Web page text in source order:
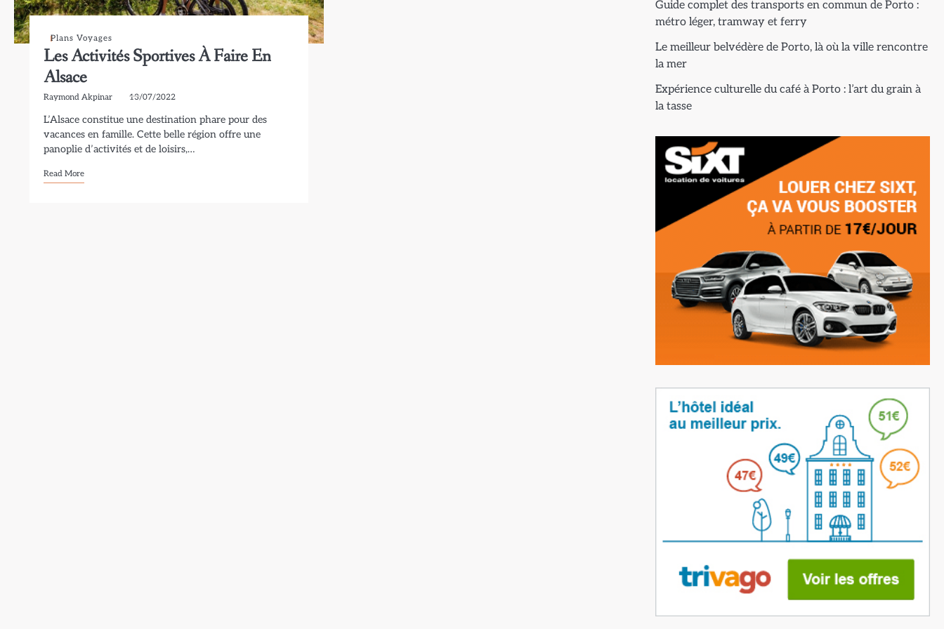
Plans Voyages
Les Activités Sportives À Faire En
Alsace
Raymond Akpinar 13/07/2022
L’Alsace constitue une destination phare pour des
vacances en famille. Cette belle région offre une
panoplie d’activités et de loisirs,…
Read More
Guide complet des transports en commun de Porto :
métro léger, tramway et ferry
Le meilleur belvédère de Porto, là où la ville rencontre
la mer
Expérience culturelle du café à Porto : l’art du grain à
la tasse